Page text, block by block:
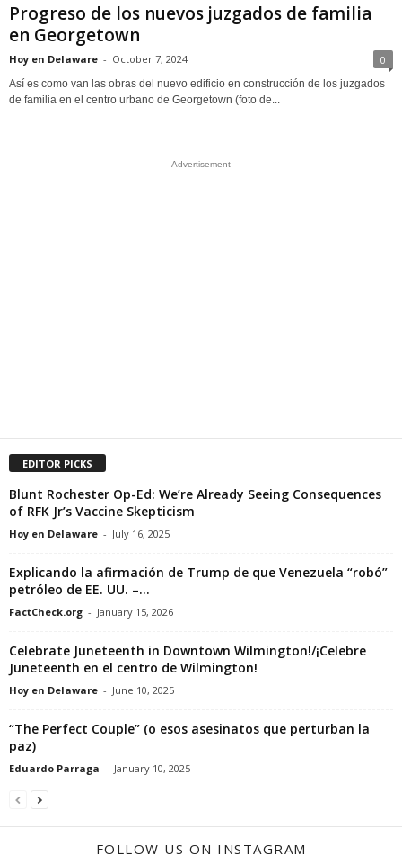
Progreso de los nuevos juzgados de familia
en Georgetown
Hoy en Delaware - October 7, 2024 0
Así es como van las obras del nuevo edificio en construcción de los juzgados
de familia en el centro urbano de Georgetown (foto de...
- Advertisement -
EDITOR PICKS
Blunt Rochester Op-Ed: We’re Already Seeing Consequences
of RFK Jr’s Vaccine Skepticism
Hoy en Delaware - July 16, 2025
Explicando la afirmación de Trump de que Venezuela “robó”
petróleo de EE. UU. –...
FactCheck.org - January 15, 2026
Celebrate Juneteenth in Downtown Wilmington!/¡Celebre
Juneteenth en el centro de Wilmington!
Hoy en Delaware - June 10, 2025
“The Perfect Couple” (o esos asesinatos que perturban la
paz)
Eduardo Parraga - January 10, 2025
FOLLOW US ON INSTAGRAM